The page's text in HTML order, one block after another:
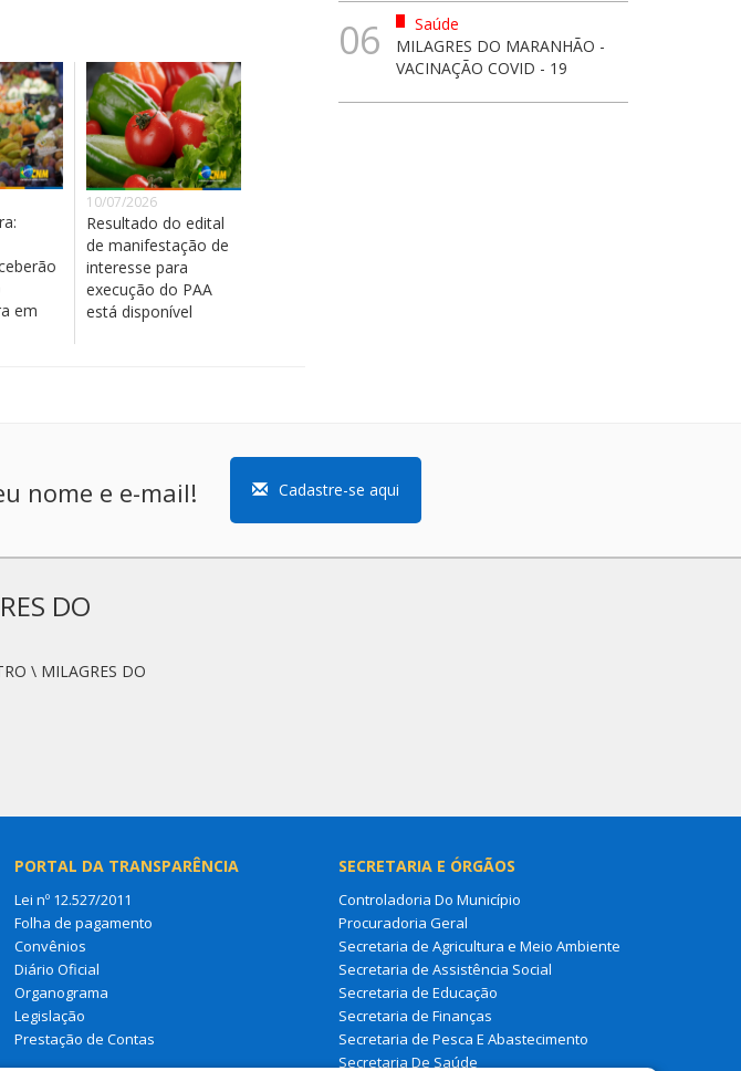
em
10/07/2026
Resultado do edital
de manifestação de
interesse para
execução do PAA
está disponível
06
Saúde
MILAGRES DO MARANHÃO -
VACINAÇÃO COVID - 19
nome e e-mail! Cadastre-se aqui
DO
\ MILAGRES DO
PORTAL DA TRANSPARÊNCIA
Lei nº 12.527/2011
Folha de pagamento
Convênios
Diário Oficial
Organograma
Legislação
Prestação de Contas
SECRETARIA E ÓRGÃOS
Controladoria Do Município
Procuradoria Geral
Secretaria de Agricultura e Meio Ambiente
Secretaria de Assistência Social
Secretaria de Educação
Secretaria de Finanças
Secretaria de Pesca E Abastecimento
Secretaria De Saúde